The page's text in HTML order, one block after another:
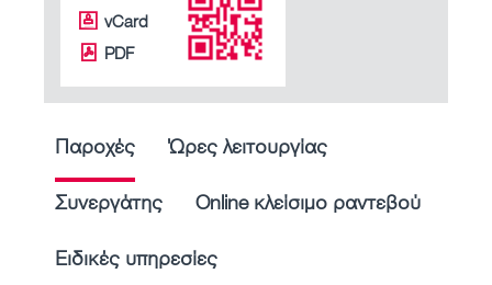
vCard
PDF
Παροχές Ώρες λειτουργίας
Συνεργάτης Online κλείσιμο ραντεβού
Ειδικές υπηρεσίες